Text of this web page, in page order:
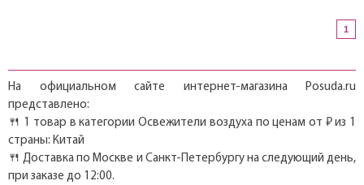
1
На официальном сайте интернет-магазина Posuda.ru
представлено:
🍴 1 товар в категории Освежители воздуха по ценам от ₽ из 1
страны: Китай
🍴 Доставка по Москве и Санкт-Петербургу на следующий день,
при заказе до 12:00.